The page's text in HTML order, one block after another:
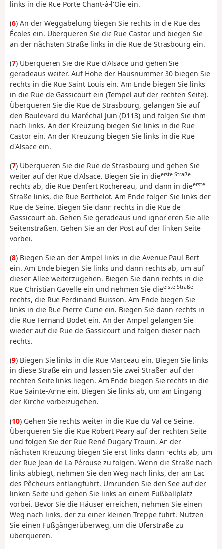
links in die Rue Porte Chant-à-l'Oie ein.
(6) An der Weggabelung biegen Sie rechts in die Rue des
Écoles ein. Überqueren Sie die Rue Castor und biegen Sie
an der nächsten Straße links in die Rue de Strasbourg ein.
(7) Überqueren Sie die Rue d'Alsace und gehen Sie
geradeaus weiter. Auf Höhe der Hausnummer 30 biegen Sie
rechts in die Rue Saint Louis ein. Am Ende biegen Sie links
in die Rue de Gassicourt ein (Tempel auf der rechten Seite).
Überqueren Sie die Rue de Strasbourg, gelangen Sie auf
den Boulevard du Maréchal Juin (D113) und folgen Sie ihm
nach links. An der Kreuzung biegen Sie links in die Rue
Castor ein. An der Kreuzung biegen Sie links in die Rue
d'Alsace ein.
(7) Überqueren Sie die Rue de Strasbourg und gehen Sie
weiter auf der Rue d'Alsace. Biegen Sie in dieerste Straße
rechts ab, die Rue Denfert Rochereau, und dann in dieerste
Straße links, die Rue Berthelot. Am Ende folgen Sie links der
Rue de Seine. Biegen Sie dann rechts in die Rue de
Gassicourt ab. Gehen Sie geradeaus und ignorieren Sie alle
Seitenstraßen. Gehen Sie an der Post auf der linken Seite
vorbei.
(8) Biegen Sie an der Ampel links in die Avenue Paul Bert
ein. Am Ende biegen Sie links und dann rechts ab, um auf
dieser Allee weiterzugehen. Biegen Sie dann rechts in die
Rue Christian Gavelle ein und nehmen Sie dieerste Straße
rechts, die Rue Ferdinand Buisson. Am Ende biegen Sie
links in die Rue Pierre Curie ein. Biegen Sie dann rechts in
die Rue Fernand Bodet ein. An der Ampel gelangen Sie
wieder auf die Rue de Gassicourt und folgen dieser nach
rechts.
(9) Biegen Sie links in die Rue Marceau ein. Biegen Sie links
in diese Straße ein und lassen Sie zwei Straßen auf der
rechten Seite links liegen. Am Ende biegen Sie rechts in die
Rue Sainte-Anne ein. Biegen Sie links ab, um am Eingang
der Kirche vorbeizugehen.
(10) Gehen Sie rechts weiter in die Rue du Val de Seine.
Überqueren Sie die Rue Robert Peary auf der rechten Seite
und folgen Sie der Rue René Dugary Trouin. An der
nächsten Kreuzung biegen Sie erst links dann rechts ab, um
der Rue Jean de La Pérouse zu folgen. Wenn die Straße nach
links abbiegt, nehmen Sie den Weg nach links, der am Lac
des Pêcheurs entlangführt. Umrunden Sie den See auf der
linken Seite und gehen Sie links an einem Fußballplatz
vorbei. Bevor Sie die Häuser erreichen, nehmen Sie einen
Weg nach links, der zu einer kleinen Treppe führt. Nutzen
Sie einen Fußgängerüberweg, um die Uferstraße zu
überqueren.